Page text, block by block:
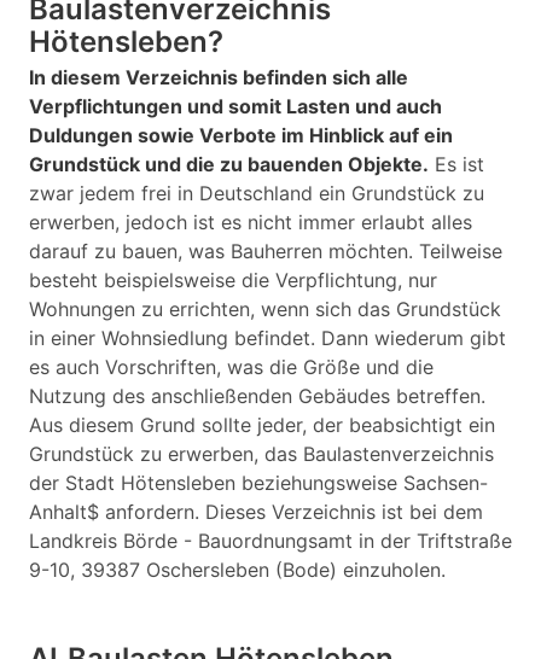
Baulastenverzeichnis
Hötensleben?
In diesem Verzeichnis befinden sich alle
Verpflichtungen und somit Lasten und auch
Duldungen sowie Verbote im Hinblick auf ein
Grundstück und die zu bauenden Objekte. Es ist
zwar jedem frei in Deutschland ein Grundstück zu
erwerben, jedoch ist es nicht immer erlaubt alles
darauf zu bauen, was Bauherren möchten. Teilweise
besteht beispielsweise die Verpflichtung, nur
Wohnungen zu errichten, wenn sich das Grundstück
in einer Wohnsiedlung befindet. Dann wiederum gibt
es auch Vorschriften, was die Größe und die
Nutzung des anschließenden Gebäudes betreffen.
Aus diesem Grund sollte jeder, der beabsichtigt ein
Grundstück zu erwerben, das Baulastenverzeichnis
der Stadt Hötensleben beziehungsweise Sachsen-
Anhalt$ anfordern. Dieses Verzeichnis ist bei dem
Landkreis Börde - Bauordnungsamt in der Triftstraße
9-10, 39387 Oschersleben (Bode) einzuholen.